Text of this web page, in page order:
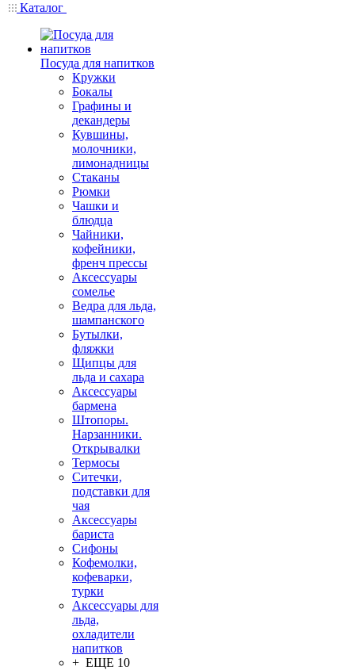
Каталог
Посуда для напитков
Кружки
Бокалы
Графины и
декандеры
Кувшины,
молочники,
лимонадницы
Стаканы
Рюмки
Чашки и
блюдца
Чайники,
кофейники,
френч прессы
Аксессуары
сомелье
Ведра для льда,
шампанского
Бутылки,
фляжки
Щипцы для
льда и сахара
Аксессуары
бармена
Штопоры.
Нарзанники.
Открывалки
Термосы
Ситечки,
подставки для
чая
Аксессуары
бариста
Сифоны
Кофемолки,
кофеварки,
турки
Аксессуары для
льда,
охладители
напитков
+ ЕЩЕ 10